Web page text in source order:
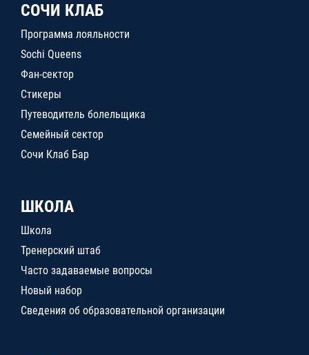
СОЧИ КЛАБ
Программа лояльности
Sochi Queens
Фан-сектор
Стикеры
Путеводитель болельщика
Семейный сектор
Сочи Клаб Бар
ШКОЛА
Школа
Тренерский штаб
Часто задаваемые вопросы
Новый набор
Сведения об образовательной организации